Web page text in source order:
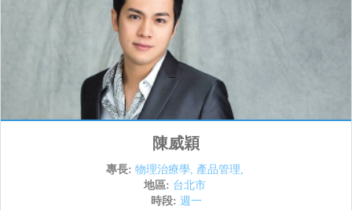
陳威穎
專長: 物理治療學, 產品管理,
地區: 台北市
時段: 週一